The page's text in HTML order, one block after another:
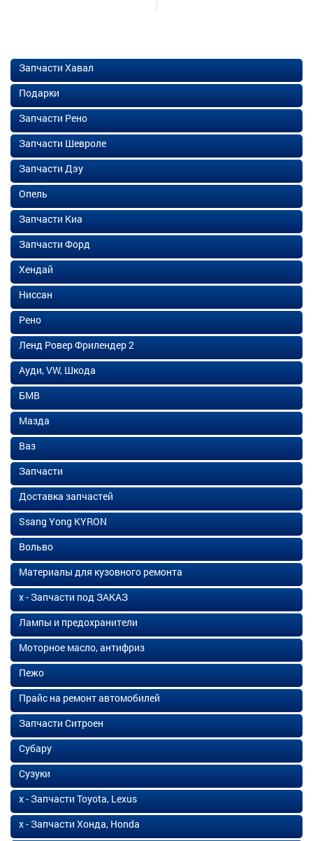
Запчасти Хавал
Подарки
Запчасти Рено
Запчасти Шевроле
Запчасти Дэу
Опель
Запчасти Киа
Запчасти Форд
Хендай
Ниссан
Рено
Ленд Ровер Фрилендер 2
Ауди, VW, Шкода
БМВ
Мазда
Ваз
Запчасти
Доставка запчастей
Ssang Yong KYRON
Вольво
Материалы для кузовного ремонта
х - Запчасти под ЗАКАЗ
Лампы и предохранители
Моторное масло, антифриз
Пежо
Прайс на ремонт автомобилей
Запчасти Ситроен
Субару
Сузуки
х - Запчасти Toyota, Lexus
х - Запчасти Хонда, Honda